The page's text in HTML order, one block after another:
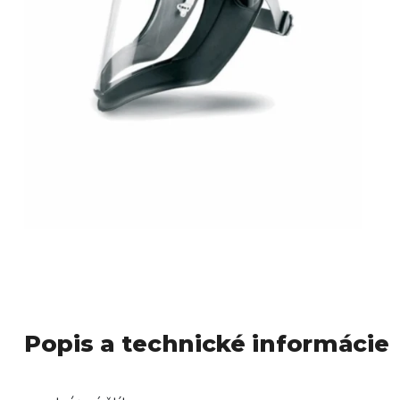
Popis a technické informácie